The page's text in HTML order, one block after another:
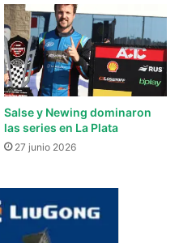
Salse y Newing dominaron
las series en La Plata
27 junio 2026